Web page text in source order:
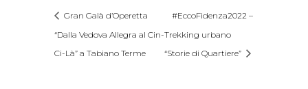
Gran Galà d’Operetta
“Dalla Vedova Allegra al Cin-
Ci-Là” a Tabiano Terme
#EccoFidenza2022 –
Trekking urbano
“Storie di Quartiere”